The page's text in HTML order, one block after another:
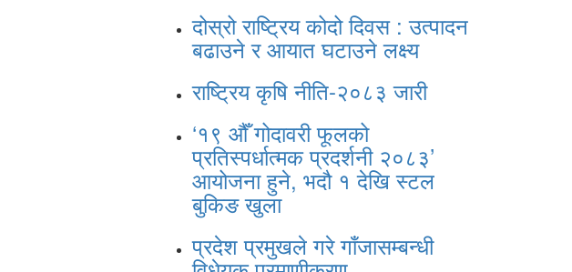
दोस्रो राष्ट्रिय कोदो दिवस : उत्पादन
बढाउने र आयात घटाउने लक्ष्य
राष्ट्रिय कृषि नीति-२०८३ जारी
‘१९ औँ गोदावरी फूलको
प्रतिस्पर्धात्मक प्रदर्शनी २०८३’
आयोजना हुने, भदौ १ देखि स्टल
बुकिङ खुला
प्रदेश प्रमुखले गरे गाँजासम्बन्धी